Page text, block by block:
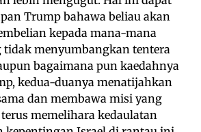
Trump bahawa beliau akan
kepada mana-mana
tidak menyumbangkan tentera
bagaimana pun kaedahnya
kedua-duanya menatijahkan
dan membawa misi yang
memelihara kedaulatan